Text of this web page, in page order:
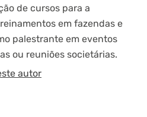
de cursos para a
em fazendas e
palestrante em eventos
ou reuniões societárias.
autor